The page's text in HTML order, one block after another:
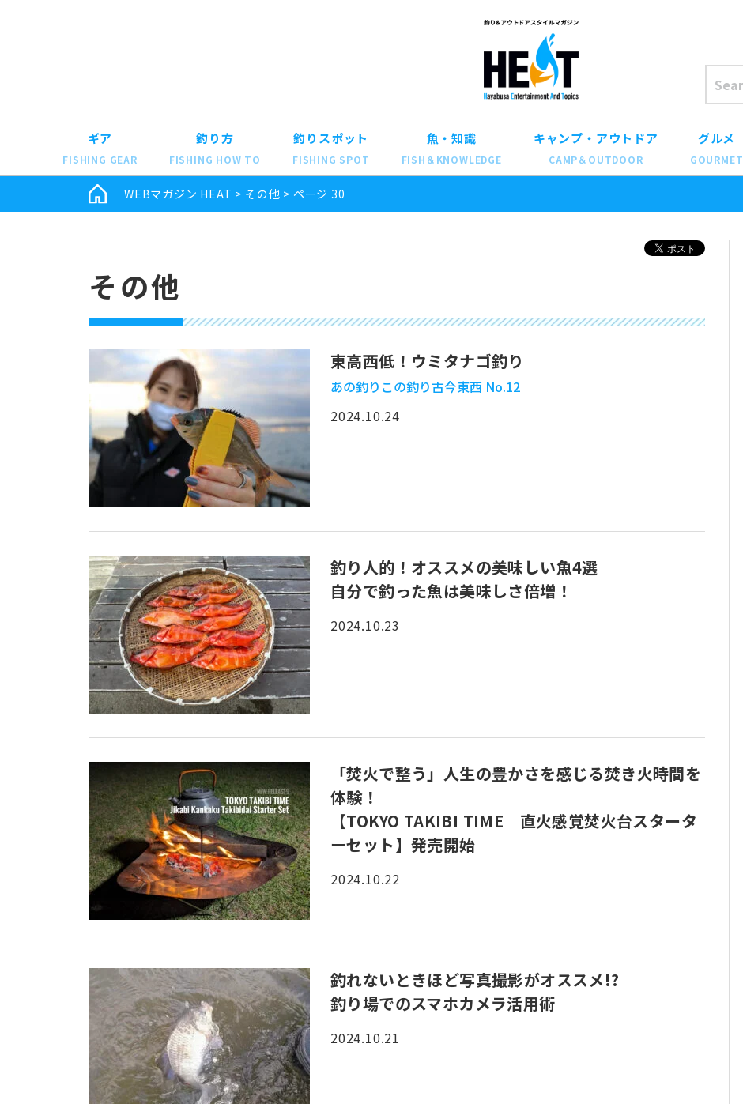
ギア
FISHING GEAR
釣り方
FISHING HOW TO
釣りスポット
FISHING SPOT
魚・知識
FISH＆KNOWLEDGE
キャンプ・アウトドア
CAMP＆OUTDOOR
グルメ
GOURMET
WEBマガジン HEAT > その他 > ページ 30
その他
東高西低！ウミタナゴ釣り
あの釣りこの釣り古今東西 No.12
2024.10.24
釣り人的！オススメの美味しい魚4選
自分で釣った魚は美味しさ倍増！
2024.10.23
「焚火で整う」人生の豊かさを感じる焚き火時間を
体験！
【TOKYO TAKIBI TIME 直火感覚焚火台スタータ
ーセット】発売開始
2024.10.22
釣れないときほど写真撮影がオススメ!?
釣り場でのスマホカメラ活用術
2024.10.21